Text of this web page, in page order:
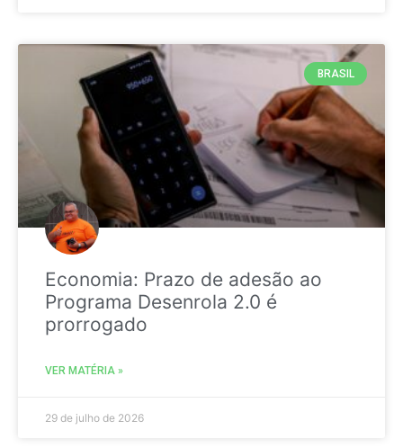
BRASIL
Economia: Prazo de adesão ao
Programa Desenrola 2.0 é
prorrogado
VER MATÉRIA »
29 de julho de 2026